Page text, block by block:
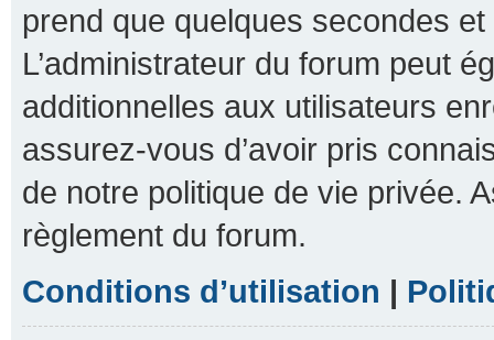
prend que quelques secondes
L’administrateur du forum peut
additionnelles aux utilisateurs
assurez-vous d’avoir pris
de notre politique de vie privée.
règlement du forum.
Conditions d’utilisation |